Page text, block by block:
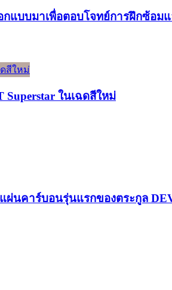
กแบบมาเพื่อตอบโจทย์การฝึกซ้อ
Superstar ในเฉดสีใหม่
ผ่นคาร์บอนรุ่นแรกของตระกูล